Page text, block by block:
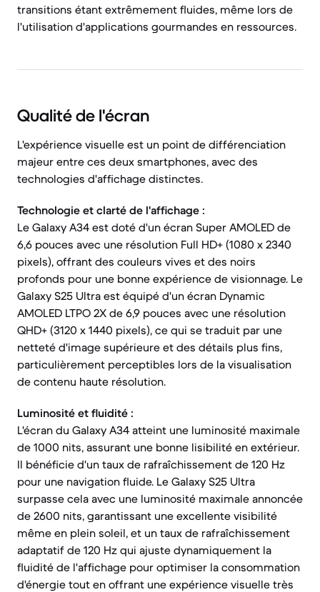
transitions étant extrêmement fluides, même lors de
l'utilisation d'applications gourmandes en ressources.
Qualité de l'écran
L'expérience visuelle est un point de différenciation
majeur entre ces deux smartphones, avec des
technologies d'affichage distinctes.
Technologie et clarté de l'affichage :
Le Galaxy A34 est doté d'un écran Super AMOLED de
6,6 pouces avec une résolution Full HD+ (1080 x 2340
pixels), offrant des couleurs vives et des noirs
profonds pour une bonne expérience de visionnage. Le
Galaxy S25 Ultra est équipé d'un écran Dynamic
AMOLED LTPO 2X de 6,9 pouces avec une résolution
QHD+ (3120 x 1440 pixels), ce qui se traduit par une
netteté d'image supérieure et des détails plus fins,
particulièrement perceptibles lors de la visualisation
de contenu haute résolution.
Luminosité et fluidité :
L'écran du Galaxy A34 atteint une luminosité maximale
de 1000 nits, assurant une bonne lisibilité en extérieur.
Il bénéficie d'un taux de rafraîchissement de 120 Hz
pour une navigation fluide. Le Galaxy S25 Ultra
surpasse cela avec une luminosité maximale annoncée
de 2600 nits, garantissant une excellente visibilité
même en plein soleil, et un taux de rafraîchissement
adaptatif de 120 Hz qui ajuste dynamiquement la
fluidité de l'affichage pour optimiser la consommation
d'énergie tout en offrant une expérience visuelle très